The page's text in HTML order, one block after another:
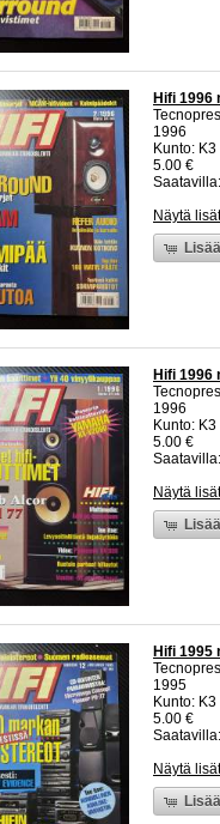
Hifi 1996
1996
Kunto:
5.00 €
Näytä
Hifi 1996
1996
Kunto:
5.00 €
Näytä
Hifi 1995
1995
Kunto:
5.00 €
Näytä